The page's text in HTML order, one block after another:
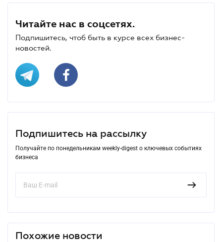
Читайте нас в соцсетях.
Подпишитесь, чтоб быть в курсе всех бизнес-
новостей.
Подпишитесь на рассылку
Получайте по понедельникам weekly-digest о ключевых событиях
бизнеса
Похожие новости